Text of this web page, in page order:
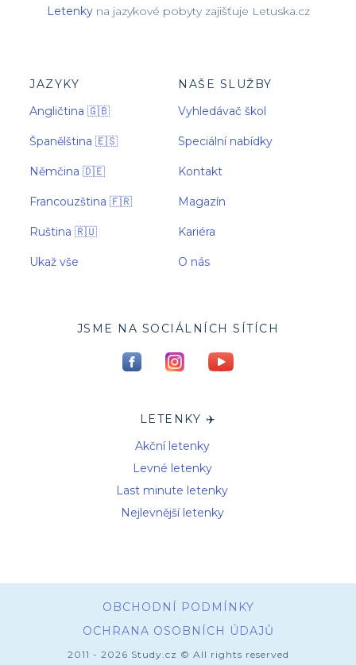
Letenkyna jazykové pobyty zajišťuje Letuska.cz
JAZYKY
Angličtina 🇬🇧
Španělština 🇪🇸
Němčina 🇩🇪
Francouzština 🇫🇷
Ruština 🇷🇺
Ukaž vše
NAŠE SLUŽBY
Vyhledávač škol
Speciální nabídky
Kontakt
Magazín
Kariéra
O nás
JSME NA SOCIÁLNÍCH SÍTÍCH
LETENKY ✈️
Akční letenky
Levné letenky
Last minute letenky
Nejlevnější letenky
2011 - 2026 Study.cz © All rights reserved
OBCHODNÍ PODMÍNKY
OCHRANA OSOBNÍCH ÚDAJŮ